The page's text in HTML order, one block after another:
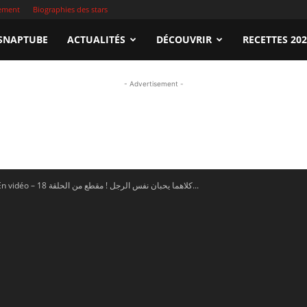
Biographies des stars
ACTUALITÉS DÉCOUVRIR RECETTES
- Advertisement -
En vidéo – كلاهما يحبان نفس الرجل ! مقطع من الحلقة 18...